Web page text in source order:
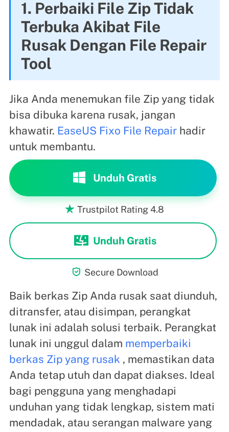
1. Perbaiki File Zip Tidak
Terbuka Akibat File
Rusak Dengan File Repair
Tool
Jika Anda menemukan file Zip yang tidak
bisa dibuka karena rusak, jangan
khawatir. EaseUS Fixo File Repairhadir
untuk membantu.
Unduh Gratis
 Trustpilot Rating 4.8
Unduh Gratis
 Secure Download
Baik berkas Zip Anda rusak saat diunduh,
ditransfer, atau disimpan, perangkat
lunak ini adalah solusi terbaik. Perangkat
lunak ini unggul dalam memperbaiki
berkas Zip yang rusak , memastikan data
Anda tetap utuh dan dapat diakses. Ideal
bagi pengguna yang menghadapi
unduhan yang tidak lengkap, sistem mati
mendadak, atau serangan malware yang